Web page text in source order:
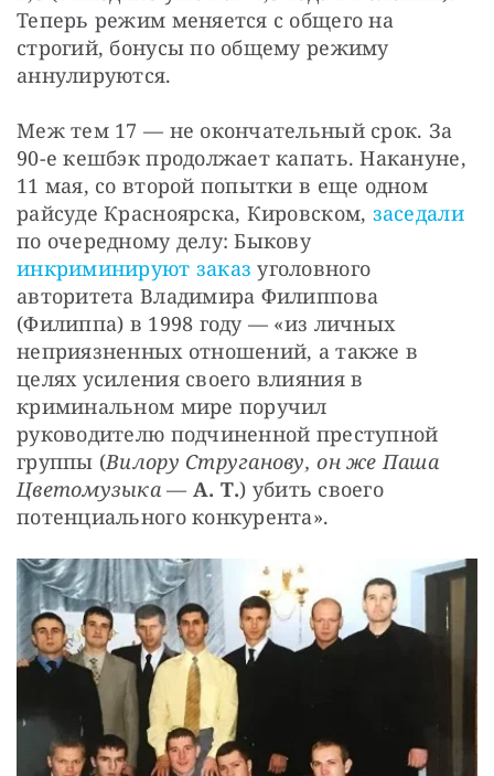
Теперь режим меняется с общего на
строгий, бонусы по общему режиму
аннулируются.
Меж тем 17 — не окончательный срок. За
90-е кешбэк продолжает капать. Накануне,
11 мая, со второй попытки в еще одном
райсуде Красноярска, Кировском, заседали
по очередному делу: Быкову
инкриминируют заказ уголовного
авторитета Владимира Филиппова
(Филиппа) в 1998 году — «из личных
неприязненных отношений, а также в
целях усиления своего влияния в
криминальном мире поручил
руководителю подчиненной преступной
группы (Вилору Струганову, он же Паша
Цветомузыка — А. Т.) убить своего
потенциального конкурента».